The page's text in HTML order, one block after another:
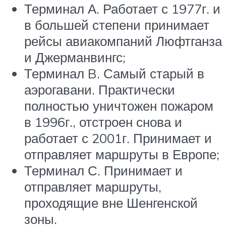
Терминал А. Работает с 1977г. и
в большей степени принимает
рейсы авиакомпаний Люфтганза
и Джерманвингс;
Терминал B. Самый старый в
аэрогавани. Практически
полностью уничтожен пожаром
в 1996г., отстроен снова и
работает с 2001г. Принимает и
отправляет маршруты в Европе;
Терминал С. Принимает и
отправляет маршруты,
проходящие вне Шенгенской
зоны.